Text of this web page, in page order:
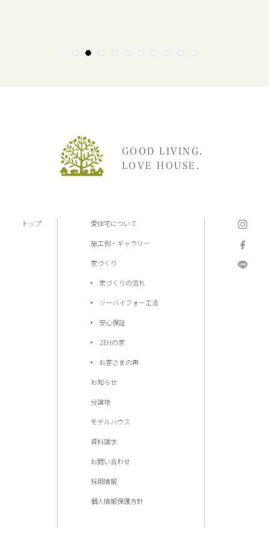
1 2 3 4 5 6 7 8 9 10
GOOD LIVING.
LOVE HOUSE.
トップ 愛住宅について
施工例・ギャラリー
家づくり
家づくりの流れ
ツーバイフォー工法
安心保証
ZEHの家
お客さまの声
お知らせ
分譲地
モデルハウス
資料請求
お問い合わせ
採用情報
個人情報保護方針